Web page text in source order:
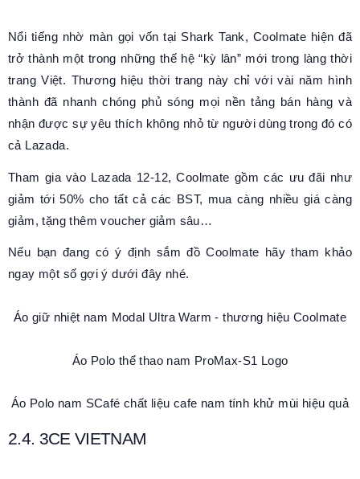
Nổi tiếng nhờ màn gọi vốn tại Shark Tank, Coolmate hiện đã
trở thành một trong những thế hệ “kỳ lân” mới trong làng thời
trang Việt. Thương hiệu thời trang này chỉ với vài năm hình
thành đã nhanh chóng phủ sóng mọi nền tảng bán hàng và
nhận được sự yêu thích không nhỏ từ người dùng trong đó có
cả Lazada.
Tham gia vào Lazada 12-12, Coolmate gồm các ưu đãi như
giảm tới 50% cho tất cả các BST, mua càng nhiều giá càng
giảm, tặng thêm voucher giảm sâu…
Nếu bạn đang có ý định sắm đồ Coolmate hãy tham khảo
ngay một số gợi ý dưới đây nhé.
Áo giữ nhiệt nam Modal Ultra Warm - thương hiệu Coolmate
Áo Polo thể thao nam ProMax-S1 Logo
Áo Polo nam SCafé chất liệu cafe nam tính khử mùi hiệu quả
2.4. 3CE VIETNAM